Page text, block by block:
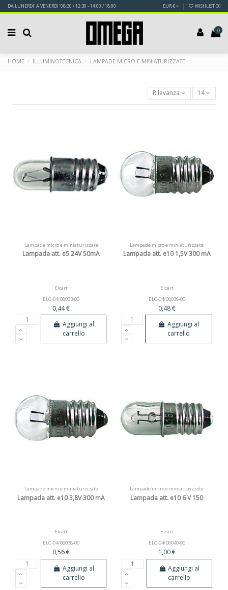
DA LUNERDI' A VENERDI' 08:30 / 12:30 - 14:00 / 18:00 EUR € WISHLIST (0)
0
HOME ILLUMINOTECNICA LAMPADE MICRO E MINIATURIZZATE
Rilevanza 14
Lampade micro e miniaturizzate
Lampada att. e5 24V 50mA
Elcart
ELC-04/08033-00
0,44 €
Aggiungi al
carrello
Lampade micro e miniaturizzate
Lampada att. e10 1,5V 300 mA
Elcart
ELC-04/08036-00
0,48 €
Aggiungi al
carrello
Lampade micro e miniaturizzate
Lampada att. e10 3,8V 300 mA
Elcart
ELC-04/08038-00
0,56 €
Aggiungi al
carrello
Lampade micro e miniaturizzate
Lampada att. e10 6 V 150
Elcart
ELC-04/08040-00
1,00 €
Aggiungi al
carrello